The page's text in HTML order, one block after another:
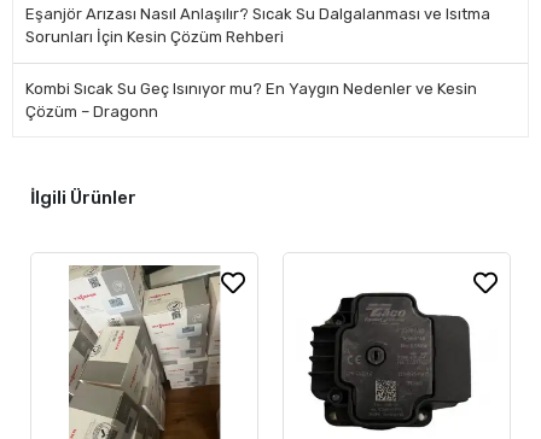
Eşanjör Arızası Nasıl Anlaşılır? Sıcak Su Dalgalanması ve Isıtma
Sorunları İçin Kesin Çözüm Rehberi
Kombi Sıcak Su Geç Isınıyor mu? En Yaygın Nedenler ve Kesin
Çözüm – Dragonn
İlgili Ürünler